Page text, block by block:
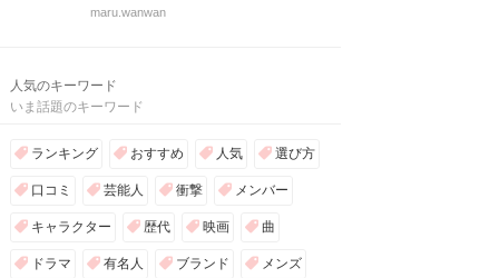
maru.wanwan
人気のキーワード
いま話題のキーワード
ランキング おすすめ 人気 選び方
口コミ 芸能人 衝撃 メンバー
キャラクター 歴代 映画 曲
ドラマ 有名人 ブランド メンズ